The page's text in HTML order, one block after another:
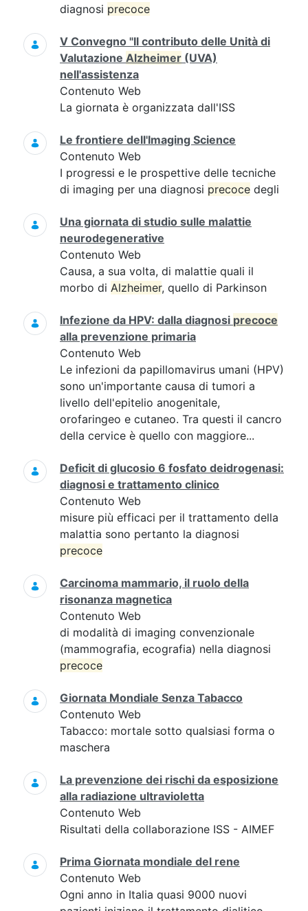
diagnosi precoce
V Convegno "Il contributo delle Unità di
Valutazione Alzheimer (UVA)
nell'assistenza
Contenuto Web
La giornata è organizzata dall'ISS
Le frontiere dell'Imaging Science
Contenuto Web
I progressi e le prospettive delle tecniche
di imaging per una diagnosi precoce degli
Una giornata di studio sulle malattie
neurodegenerative
Contenuto Web
Causa, a sua volta, di malattie quali il
morbo di Alzheimer, quello di Parkinson
Infezione da HPV: dalla diagnosi precoce
alla prevenzione primaria
Contenuto Web
Le infezioni da papillomavirus umani (HPV)
sono un'importante causa di tumori a
livello dell'epitelio anogenitale,
orofaringeo e cutaneo. Tra questi il cancro
della cervice è quello con maggiore...
Deficit di glucosio 6 fosfato deidrogenasi:
diagnosi e trattamento clinico
Contenuto Web
misure più efficaci per il trattamento della
malattia sono pertanto la diagnosi
precoce
Carcinoma mammario, il ruolo della
risonanza magnetica
Contenuto Web
di modalità di imaging convenzionale
(mammografia, ecografia) nella diagnosi
precoce
Giornata Mondiale Senza Tabacco
Contenuto Web
Tabacco: mortale sotto qualsiasi forma o
maschera
La prevenzione dei rischi da esposizione
alla radiazione ultravioletta
Contenuto Web
Risultati della collaborazione ISS - AIMEF
Prima Giornata mondiale del rene
Contenuto Web
Ogni anno in Italia quasi 9000 nuovi